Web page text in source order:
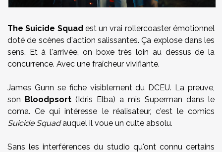
The Suicide Squad est un vrai rollercoaster émotionnel
doté de scènes d'action salissantes. Ça explose dans les
sens. Et à l'arrivée, on boxe très loin au dessus de la
concurrence. Avec une fraîcheur vivifiante.
James Gunn se fiche visiblement du DCEU. La preuve,
son Bloodpsort (Idris Elba) a mis Superman dans le
coma. Ce qui intéresse le réalisateur, c'est le comics
Suicide Squadauquel il voue un culte absolu.
Sans les interférences du studio qu'ont connu certains